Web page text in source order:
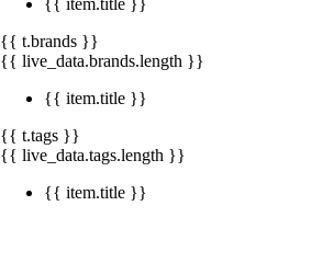
{{ item.title }}
{{ t.brands }}
{{ live_data.brands.length }}
{{ item.title }}
{{ t.tags }}
{{ live_data.tags.length }}
{{ item.title }}